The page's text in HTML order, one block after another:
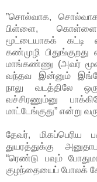
”சொல்வாக,
பிள்ளை,
மூட்டையாகக் கட்டி
கண்முழி
மாங்கண்ணு (அவர்
வந்தவ இன்னும்
நாலு வடத்திலே
வச்சிரணும்னு
மாட்டேங்குது” என்று
தேவர், மிகப்பெரிய
துயரத்துக்கு
“ரெண்டு பவும்
குழந்தையைப் போலக்